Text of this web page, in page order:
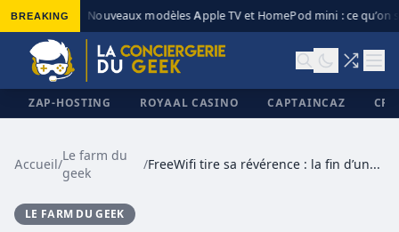
BREAKING Nouveaux modèles Apple TV et HomePod mini : ce qu’on
ZAP-HOSTING ROYAAL CASINO CAPTAINCAZ
Accueil/
Le farm du
geek
/ FreeWifi tire sa révérence : la fin d’une époque pour les abonnés Free
LE FARM DU GEEK